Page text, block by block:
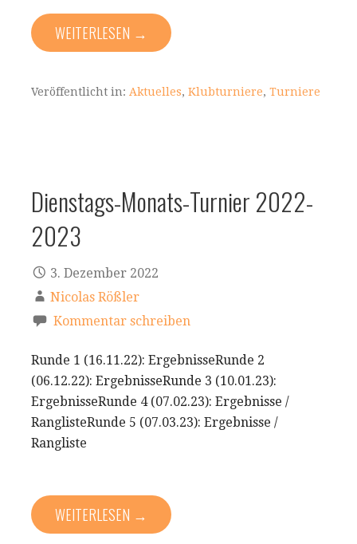
WEITERLESEN →
Veröffentlicht in: Aktuelles, Klubturniere, Turniere
Dienstags-Monats-Turnier 2022-
2023
3. Dezember 2022
Nicolas Rößler
Kommentar schreiben
Runde 1 (16.11.22): ErgebnisseRunde 2
(06.12.22): ErgebnisseRunde 3 (10.01.23):
ErgebnisseRunde 4 (07.02.23): Ergebnisse /
RanglisteRunde 5 (07.03.23): Ergebnisse /
Rangliste
WEITERLESEN →